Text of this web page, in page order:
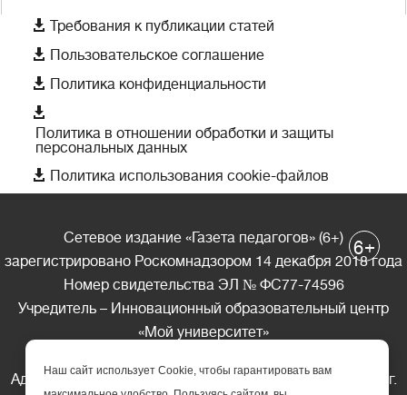
 Требования к публикации статей
 Пользовательское соглашение
 Политика конфиденциальности

Политика в отношении обработки и защиты
персональных данных
 Политика использования cookie-файлов
Сетевое издание «Газета педагогов» (6+)
зарегистрировано Роскомнадзором 14 декабря 2018 года
Номер свидетельства ЭЛ № ФС77-74596
Учредитель – Инновационный образовательный центр
«Мой университет»
Адрес редакции: 185035 Россия, Республика Карелия, г.
6+
Наш сайт использует Cookie, чтобы гарантировать вам